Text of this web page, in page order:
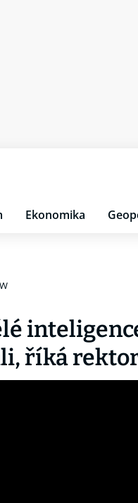
Ekonomika
říká rektor